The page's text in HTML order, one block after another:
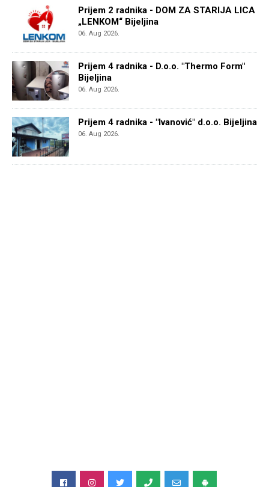
Prijem 2 radnika - DOM ZA STARIJA LICA
„LENKOM“ Bijeljina
06. Aug 2026.
Prijem 4 radnika - D.o.o. "Thermo Form"
Bijeljina
06. Aug 2026.
Prijem 4 radnika - "Ivanović" d.o.o. Bijeljina
06. Aug 2026.